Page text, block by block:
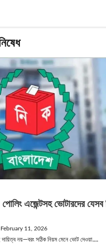
পোলিং এজেন্টসহ ভোটারদের যেসব
February 11, 2026
নয়—বরং সঠিক নিয়ম মেনে ভোট দেওয়া....